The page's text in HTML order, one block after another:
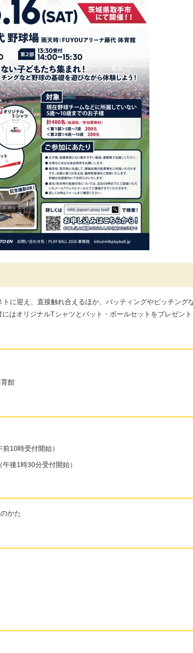
に迎え、直接触れ合えるほか、バッティングやピッチング
はオリジナルTシャツとバット・ボールセットをプレゼント
館
10時受付開始）
後1時30分受付開始）
かた